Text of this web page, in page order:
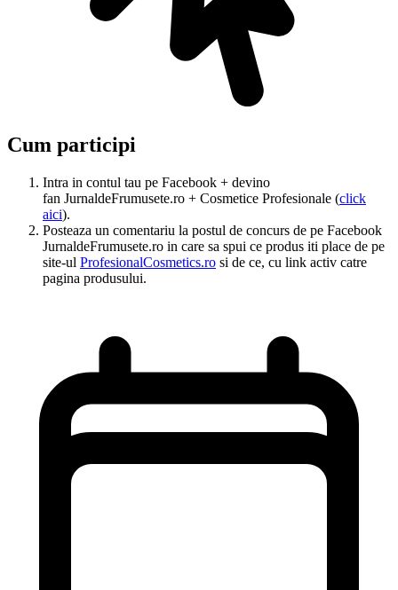
Cum participi
Intra in contul tau pe Facebook + devino
fan JurnaldeFrumusete.ro + Cosmetice Profesionale (click
aici).
Posteaza un comentariu la postul de concurs de pe Facebook
JurnaldeFrumusete.ro in care sa spui ce produs iti place de pe
site-ul ProfesionalCosmetics.ro si de ce, cu link activ catre
pagina produsului.